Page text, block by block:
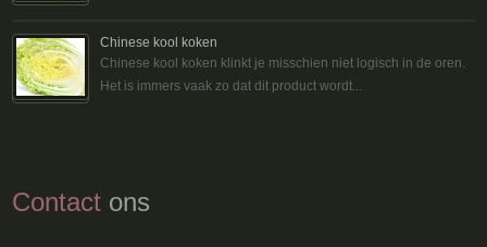
Chinese kool koken
Chinese kool koken klinkt je misschien niet logisch in de oren.
Het is immers vaak zo dat dit product wordt...
Contact ons